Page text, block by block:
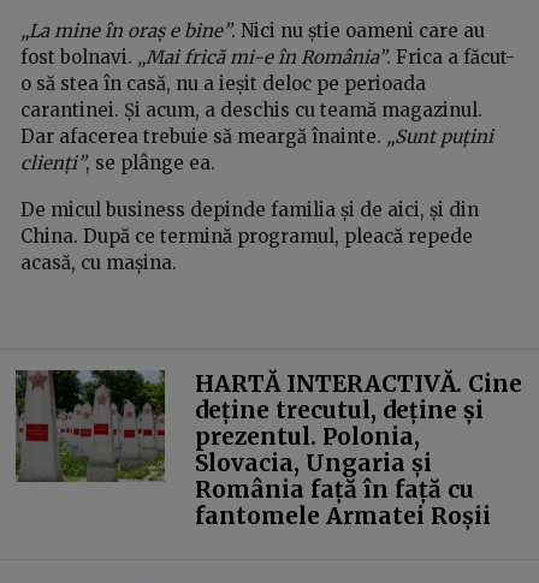
„La mine în oraș e bine”. Nici nu știe oameni care au
fost bolnavi. „Mai frică mi-e în România”. Frica a făcut-
o să stea în casă, nu a ieșit deloc pe perioada
carantinei. Și acum, a deschis cu teamă magazinul.
Dar afacerea trebuie să meargă înainte. „Sunt puțini
clienți”, se plânge ea.
De micul business depinde familia și de aici, și din
China. După ce termină programul, pleacă repede
acasă, cu mașina.
HARTĂ INTERACTIVĂ. Cine
deține trecutul, deține și
prezentul. Polonia,
Slovacia, Ungaria și
România față în față cu
fantomele Armatei Roșii